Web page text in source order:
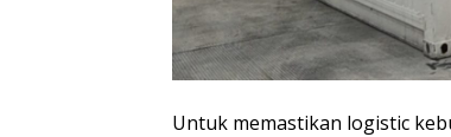
Untuk memastikan logistic